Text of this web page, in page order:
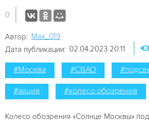
0
Автор: Мах_019
Дата публикации: 02.04.2023 20:11
#Москва #СВАО
#акция #колесо обозрения
Колесо обозрения «Солнце Москвы»